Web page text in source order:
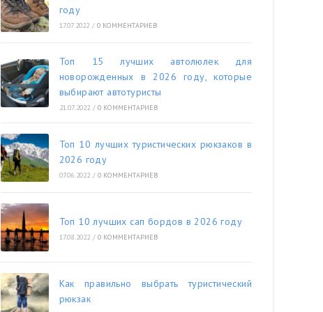
году
17.07.2022 / 0 КОММЕНТАРИЕВ
Топ 15 лучших автолюлек для
новорожденных в 2026 году, которые
выбирают автотуристы
21.07.2022 / 0 КОММЕНТАРИЕВ
Топ 10 лучших туристических рюкзаков в
2026 году
07.06.2022 / 0 КОММЕНТАРИЕВ
Топ 10 лучших сап бордов в 2026 году
17.08.2022 / 0 КОММЕНТАРИЕВ
Как правильно выбрать туристический
рюкзак